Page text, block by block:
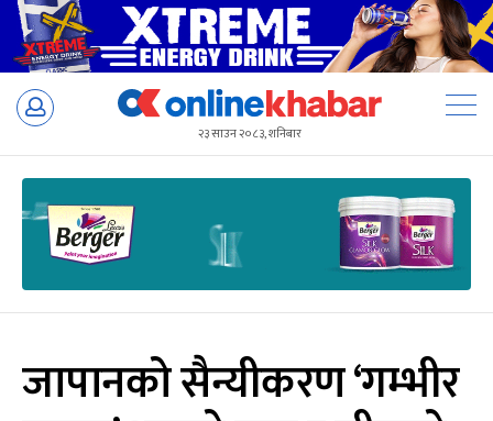
Skip
२३ साउन २०८३, शनिबार
जापानको सैन्यीकरण ‘गम्भीर